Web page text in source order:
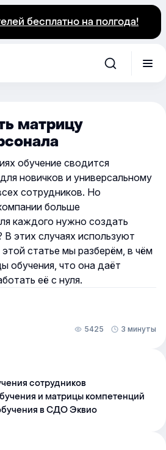
бесплатно на полгода!
матрицу
обучение сводится
новичков и универсальному
сотрудников. Но
больше
каждого нужно создать
В этих случаях используют
статье мы разберём, в чём
обучения, что она даёт
её с нуля.
5425 3 минуты
сотрудников
и матрицы компетенций
в СДО Эквио